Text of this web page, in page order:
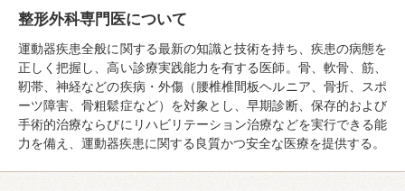
整形外科専門医について
運動器疾患全般に関する最新の知識と技術を持ち、疾患の病態を
正しく把握し、高い診療実践能力を有する医師。骨、軟骨、筋、
靭帯、神経などの疾病・外傷（腰椎椎間板ヘルニア、骨折、スポ
ーツ障害、骨粗鬆症など）を対象とし、早期診断、保存的および
手術的治療ならびにリハビリテーション治療などを実行できる能
力を備え、運動器疾患に関する良質かつ安全な医療を提供する。